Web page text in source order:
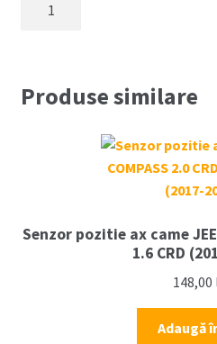
JEEP
(2017-
Produse similare
Senzor pozitie ax came
1.6 CRD
148,00
Adaugă